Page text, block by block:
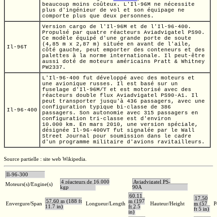
beaucoup moins coûteux. L'Il-96M ne nécessite
plus d'ingénieur de vol et son équipage ne
comporte plus que deux personnes.
Il-96T
Version cargo de l'Il-96M et de l'Il-96-400.
Propulsé par quatre réacteurs Aviadvigatel PS90.
Ce modèle équipé d'une grande porte de soute
(4,85 m x 2,87 m)
située en avant de l'aile,
côté gauche, peut emporter des conteneurs et des
palettes à la norme internationale. Il peut-être
aussi doté de moteurs américains Pratt & Whitney
PW2337.
Il-96-400
L'Il-96-400 fut développé avec des moteurs et
une avionique russes. Il est basé sur un
fuselage d'Il-96M/T et est motorisé avec des
réacteurs double flux Aviadvigatel PS90-A1. Il
peut transporter jusqu'à 436 passagers, avec une
configuration typique bi-classe de 386
passagers. Son autonomie avec 315 passagers en
configuration tri-classe est d'environ
10.000 km.
En mars 2010, une version spéciale,
désignée Il-96-400VT fut signalée par le Wall
Street Journal pour soumission dans le cadre
d'un programme militaire d'avions ravitailleurs.
Source partielle : site web Wikipedia.
Il-96-300
Moteurs(s)/Engine(s)
4 réacteurs de 16.000
kgp
Aviadvigatel PS-
90A
Envergure/Span
57,60 m (188 ft
11.7 in)
Longueur/Length
60,11
m (197
ft 2.5
in)
Hauteur/Height
17,50
m (57
ft 5 in)